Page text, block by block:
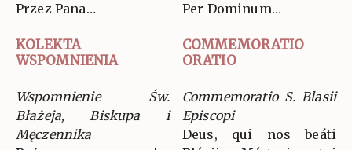
Przez Pana…
Per Dominum…
KOLEKTA
WSPOMNIENIA
COMMEMORATIO
ORATIO
Wspomnienie Św.
Błażeja, Biskupa i
Męczennika
Commemoratio S. Blasii
Episcopi
Deus, qui nos beáti